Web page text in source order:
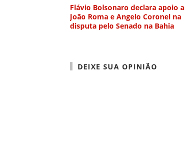
Flávio Bolsonaro declara apoio a
João Roma e Angelo Coronel na
disputa pelo Senado na Bahia
DEIXE SUA OPINIÃO